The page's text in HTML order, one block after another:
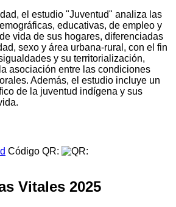
el estudio "Juventud" analiza las
educativas, de empleo y
vida de sus hogares, diferenciadas
sexo y área urbana-rural, con el fin
y su territorialización,
asociación entre las condiciones
Además, el estudio incluye un
de la juventud indígena y sus
Código QR:
Vitales 2025